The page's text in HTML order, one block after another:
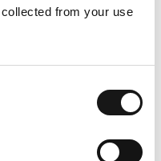
from your use